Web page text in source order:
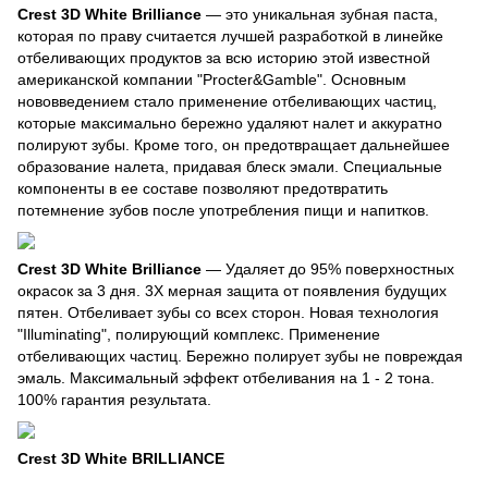
Crest 3D White Brilliance — это уникальная зубная паста,
которая по праву считается лучшей разработкой в линейке
отбеливающих продуктов за всю историю этой известной
американской компании "Procter&Gamble". Основным
нововведением стало применение отбеливающих частиц,
которые максимально бережно удаляют налет и аккуратно
полируют зубы. Кроме того, он предотвращает дальнейшее
образование налета, придавая блеск эмали. Специальные
компоненты в ее составе позволяют предотвратить
потемнение зубов после употребления пищи и напитков.
Crest 3D White Brilliance — Удаляет до 95% поверхностных
окрасок за 3 дня. 3Х мерная защита от появления будущих
пятен. Отбеливает зубы со всех сторон. Новая технология
"Illuminating", полирующий комплекс. Применение
отбеливающих частиц. Бережно полирует зубы не повреждая
эмаль. Максимальный эффект отбеливания на 1 - 2 тона.
100% гарантия результата.
Crest 3D White BRILLIANCE